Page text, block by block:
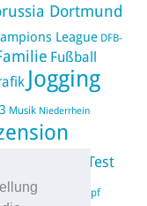
Dortmund
League DFB-
Fußball
Jogging
Musik Niederrhein
Test
Wettkampf